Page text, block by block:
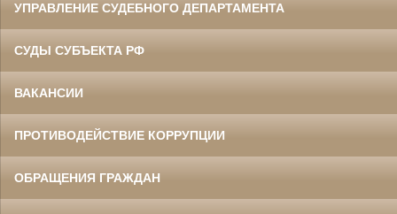
УПРАВЛЕНИЕ СУДЕБНОГО ДЕПАРТАМЕНТА
СУДЫ СУБЪЕКТА РФ
ВАКАНСИИ
ПРОТИВОДЕЙСТВИЕ КОРРУПЦИИ
ОБРАЩЕНИЯ ГРАЖДАН